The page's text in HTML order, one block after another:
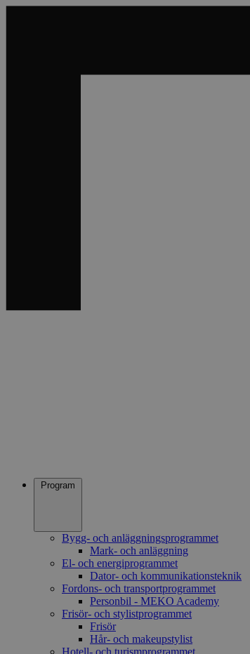
Program
Bygg- och anläggningsprogrammet
Mark- och anläggning
El- och energiprogrammet
Dator- och kommunikationsteknik
Fordons- och transportprogrammet
Personbil - MEKO Academy
Frisör- och stylistprogrammet
Frisör
Hår- och makeupstylist
Hotell- och turismprogrammet